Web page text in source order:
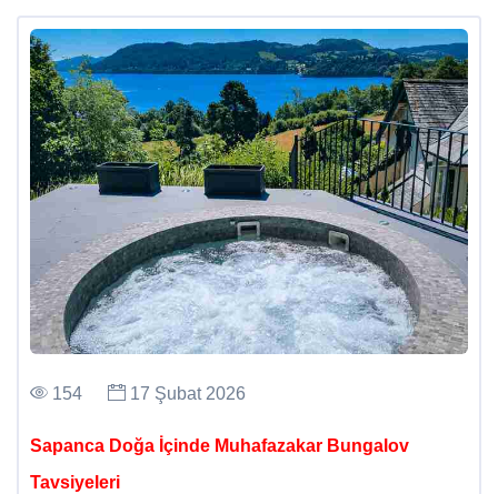
154 17 Şubat 2026
Sapanca Doğa İçinde Muhafazakar Bungalov
Tavsiyeleri